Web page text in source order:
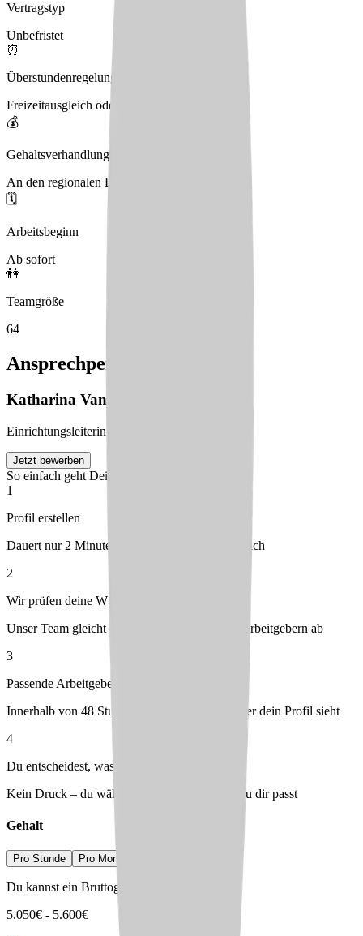
Vertragstyp
Unbefristet
⏰
Überstundenregelung
Freizeitausgleich oder Ausbezahlen
💰
Gehaltsverhandlungen
An den regionalen Durchschnitt angelehnt
🗓️
Arbeitsbeginn
Ab sofort
👫
Teamgröße
64
Ansprechperson
Katharina Van der Heijden
Einrichtungsleiterin
Jetzt bewerben
So einfach geht Deine Bewerbung
1
Profil erstellen
Dauert nur 2 Minuten – kostenlos & unverbindlich
2
Wir prüfen deine Wünsche
Unser Team gleicht dein Profil mit passenden Arbeitgebern ab
3
Passende Arbeitgeber melden sich bei dir
Innerhalb von 48 Stunden – du entscheidest, wer dein Profil sieht
4
Du entscheidest, was passt
Kein Druck – du wählst den Arbeitgeber, der zu dir passt
Gehalt
Pro Stunde Pro Monat
Du kannst ein Bruttogehalt erwarten von
5.050€ - 5.600€